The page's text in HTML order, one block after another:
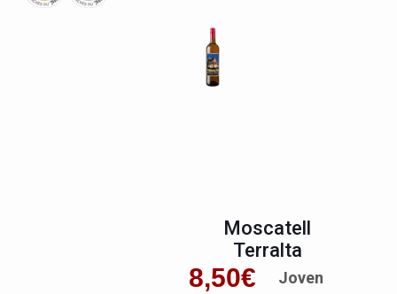
Moscatell
Terralta
8,50€ Joven